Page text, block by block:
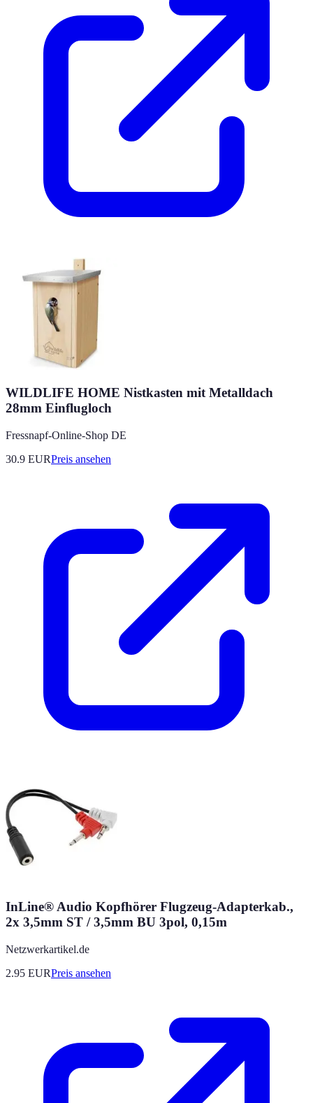
WILDLIFE HOME Nistkasten mit Metalldach
28mm Einflugloch
Fressnapf-Online-Shop DE
30.9 EURPreis ansehen
InLine® Audio Kopfhörer Flugzeug-Adapterkab.,
2x 3,5mm ST / 3,5mm BU 3pol, 0,15m
Netzwerkartikel.de
2.95 EURPreis ansehen